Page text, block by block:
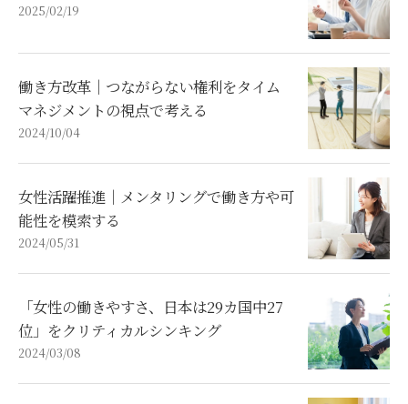
2025/02/19
働き方改革｜つながらない権利をタイム
マネジメントの視点で考える
2024/10/04
女性活躍推進｜メンタリングで働き方や可
能性を模索する
2024/05/31
「女性の働きやすさ、日本は29カ国中27
位」をクリティカルシンキング
2024/03/08